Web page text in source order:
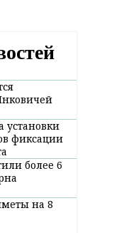
фиксации
более 6
на 8